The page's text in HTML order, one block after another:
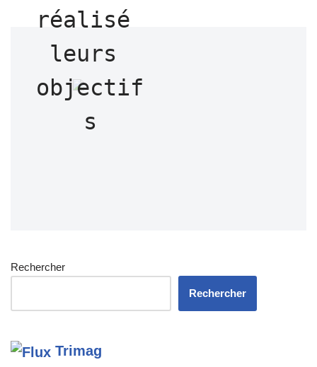
réalisé
leurs
objectif
s
Rechercher
Rechercher
Trimag